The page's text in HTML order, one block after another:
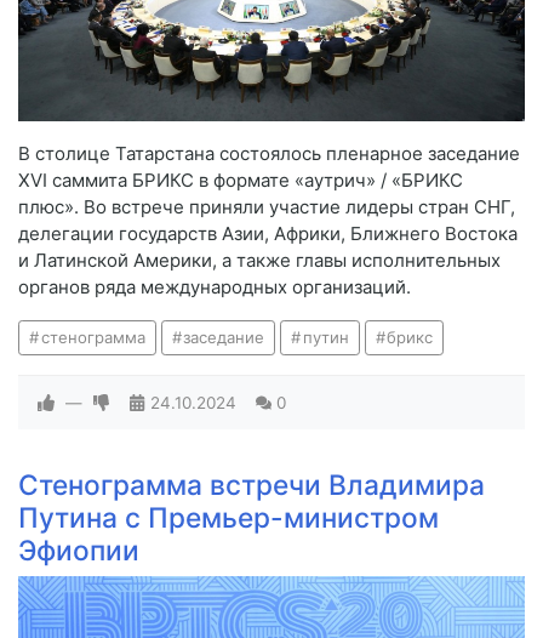
В столице Татарстана состоялось пленарное заседание
XVI саммита БРИКС в формате «аутрич» / «БРИКС
плюс». Во встрече приняли участие лидеры стран СНГ,
делегации государств Азии, Африки, Ближнего Востока
и Латинской Америки, а также главы исполнительных
органов ряда международных организаций.
стенограмма заседание путин брикс
— 24.10.2024 0
Стенограмма встречи Владимира
Путина с Премьер-министром
Эфиопии